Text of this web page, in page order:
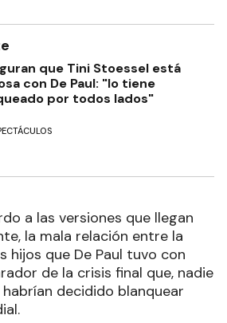
que Tini Stoessel está
con De Paul: "lo tiene
por todos lados"
a las versiones que llegan
la mala relación entre la
hijos que De Paul tuvo con
de la crisis final que, nadie
decidido blanquear